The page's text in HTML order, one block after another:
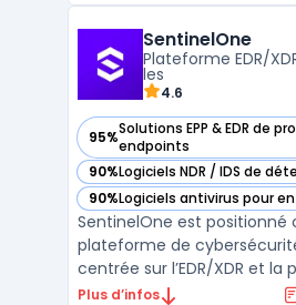
SentinelOne
Plateforme EDR/
les
4.6
95%Solutions EPP & EDR de
endpoints
— voir SentinelOne dans cette
90%Logiciels NDR / IDS de
— voir SentinelOne dans
90%Logiciels antivirus pour
— voir SentinelOne dans
SentinelOne est positionné
plateforme de
centrée sur l’EDR/XDR et la
endpoint. La solution
Plus d’infos